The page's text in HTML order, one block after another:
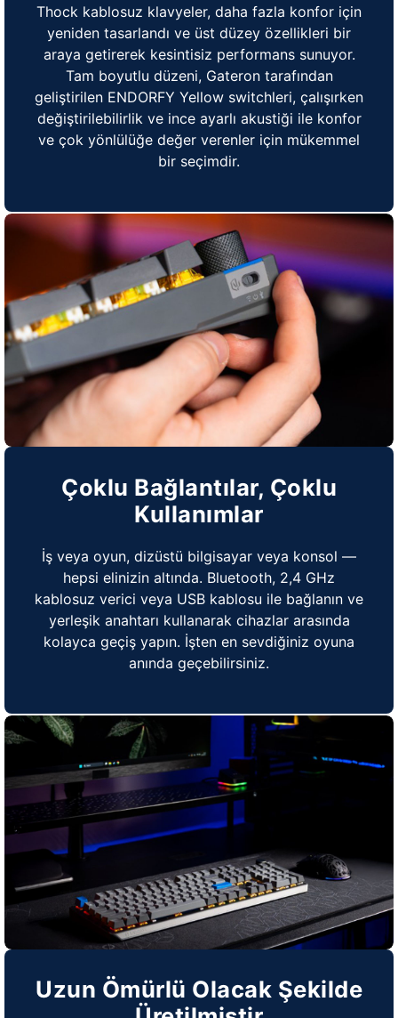
Thock kablosuz klavyeler, daha fazla konfor için
yeniden tasarlandı ve üst düzey özellikleri bir
araya getirerek kesintisiz performans sunuyor.
Tam boyutlu düzeni, Gateron tarafından
geliştirilen ENDORFY Yellow switchleri, çalışırken
değiştirilebilirlik ve ince ayarlı akustiği ile konfor
ve çok yönlülüğe değer verenler için mükemmel
bir seçimdir.
Çoklu Bağlantılar, Çoklu
Kullanımlar
İş veya oyun, dizüstü bilgisayar veya konsol —
hepsi elinizin altında. Bluetooth, 2,4 GHz
kablosuz verici veya USB kablosu ile bağlanın ve
yerleşik anahtarı kullanarak cihazlar arasında
kolayca geçiş yapın. İşten en sevdiğiniz oyuna
anında geçebilirsiniz.
Uzun Ömürlü Olacak Şekilde